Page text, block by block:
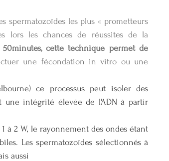
spermatozoïdes les plus « prometteurs
lors les chances de réussites de la
cette technique permet de
une fécondation in vitro ou une
ce processus peut isoler des
une intégrité élevée de l'ADN à partir
à 2 W, le rayonnement des ondes étant
Les spermatozoïdes sélectionnés à
aussi